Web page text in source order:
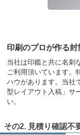
印刷のプロが作る封
当社は印鑑と共に名刺
ご利用頂いています。
ハウがあります。当社
型レイアウト入稿」サ
い。
その2. 見積り確認不